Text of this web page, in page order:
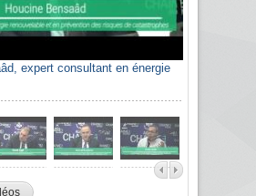
expert consultant en énergie